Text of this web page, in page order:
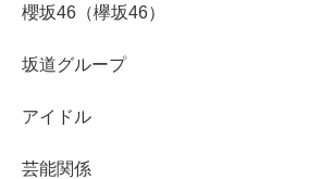
櫻坂46（欅坂46）
坂道グループ
アイドル
芸能関係